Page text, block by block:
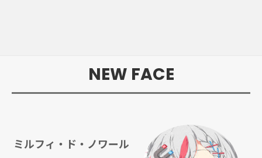
NEW FACE
ミルフィ・ド・ノワール